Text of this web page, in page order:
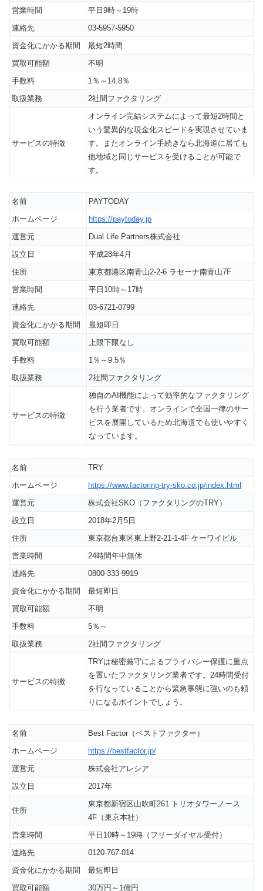
営業時間
平日9時～19時
連絡先
03-5957-5950
資金化にかかる期間
最短2時間
買取可能額
不明
手数料
1％～14.8％
取扱業務
2社間ファクタリング
サービスの特徴
オンライン完結システムによって最短2時間と
いう驚異的な現金化スピードを実現させていま
す。またオンライン手続きなら北海道に居ても
他地域と同じサービスを受けることが可能で
す。
名前
PAYTODAY
ホームページ
https://paytoday.jp
運営元
Dual Life Partners株式会社
設立日
平成28年4月
住所
東京都港区南青山2-2-6 ラセーナ南青山7F
営業時間
平日10時～17時
連絡先
03-6721-0799
資金化にかかる期間
最短即日
買取可能額
上限下限なし
手数料
1％～9.5％
取扱業務
2社間ファクタリング
サービスの特徴
独自のAI機能によって効率的なファクタリング
を行う業者です。オンラインで全国一律のサー
ビスを展開しているため北海道でも使いやすく
なっています。
名前
TRY
ホームページ
https://www.factoring-try-sko.co.jp/index.html
運営元
株式会社SKO（ファクタリングのTRY）
設立日
2018年2月5日
住所
東京都台東区東上野2-21-1-4F ケーワイビル
営業時間
24時間年中無休
連絡先
0800-333-9919
資金化にかかる期間
最短即日
買取可能額
不明
手数料
5％～
取扱業務
2社間ファクタリング
サービスの特徴
TRYは秘密厳守によるプライバシー保護に重点
を置いたファクタリング業者です。24時間受付
を行なっていることから緊急事態に強いのも頼
りになるポイントでしょう。
名前
Best Factor（ベストファクター）
ホームページ
https://bestfactor.jp/
運営元
株式会社アレシア
設立日
2017年
住所
東京都新宿区山吹町261 トリオタワーノース
4F（東京本社）
営業時間
平日10時～19時（フリーダイヤル受付）
連絡先
0120-767-014
資金化にかかる期間
最短即日
買取可能額
30万円～1億円